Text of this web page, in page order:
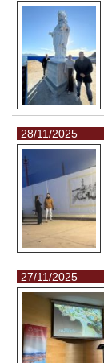
28/11/2025
27/11/2025